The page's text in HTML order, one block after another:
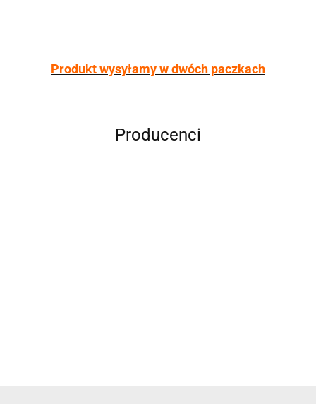
Produkt wysyłamy w dwóch paczkach
Producenci